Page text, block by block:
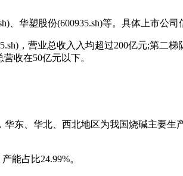
华塑股份(600935.sh)等。具体上市公司
，营业总收入入均超过200亿元;第二梯
收在50亿元以下。
东、华北、西北地区为我国烧碱主要生
能占比24.99%。